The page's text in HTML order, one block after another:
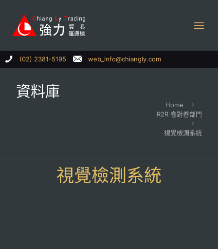
(02) 2381-5195 web_info@chiangly.com
資料庫
Home
R2R 卷對卷部門
視覺檢測系統
視覺檢測系統